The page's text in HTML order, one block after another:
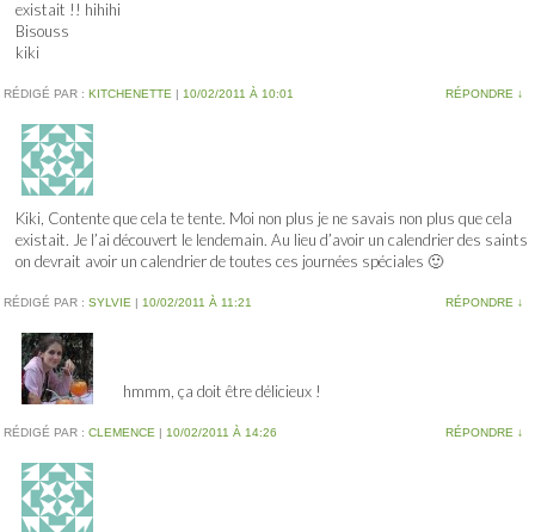
existait !! hihihi
Bisouss
kiki
RÉDIGÉ PAR : KITCHENETTE | 10/02/2011 À 10:01 RÉPONDRE ↓
Kiki, Contente que cela te tente. Moi non plus je ne savais non plus que cela
existait. Je l’ai découvert le lendemain. Au lieu d’avoir un calendrier des saints
on devrait avoir un calendrier de toutes ces journées spéciales 🙂
RÉDIGÉ PAR : SYLVIE | 10/02/2011 À 11:21 RÉPONDRE ↓
hmmm, ça doit être délicieux !
RÉDIGÉ PAR : CLEMENCE | 10/02/2011 À 14:26 RÉPONDRE ↓